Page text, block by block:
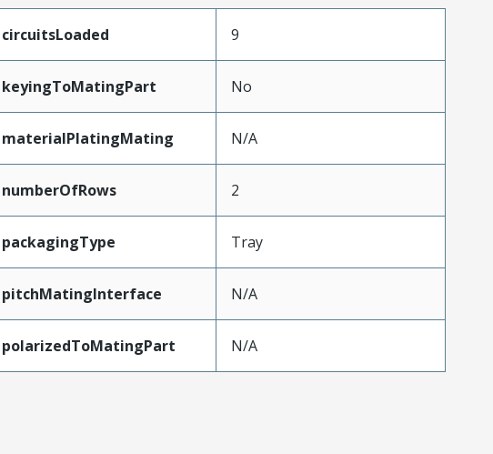
circuitsLoaded 9
keyingToMatingPart No
materialPlatingMating N/A
numberOfRows 2
packagingType Tray
pitchMatingInterface N/A
polarizedToMatingPart N/A